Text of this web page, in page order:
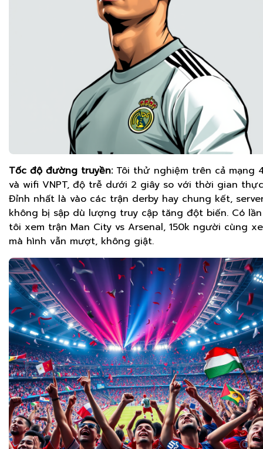
Tốc độ đường truyền:Tôi thử nghiệm trên cả mạng
và wifi VNPT, độ trễ dưới 2 giây so với thời gian
Đỉnh nhất là vào các trận derby hay chung kết,
không bị sập dù lượng truy cập tăng đột biến. Có lần
tôi xem trận Man City vs Arsenal, 150k người cùng
mà hình vẫn mượt, không giật.